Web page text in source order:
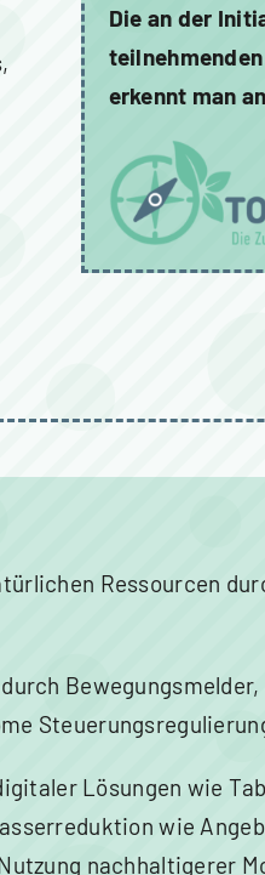
Die an der
erkennt man
Ressourcen
Lösungen wie
wie
nachhaltigerer